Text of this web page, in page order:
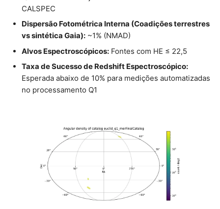
CALSPEC
Dispersão Fotométrica Interna (Coadições terrestres
vs sintética Gaia): ~1% (NMAD)
Alvos Espectroscópicos: Fontes com HE ≤ 22,5
Taxa de Sucesso de Redshift Espectroscópico:
Esperada abaixo de 10% para medições automatizadas
no processamento Q1